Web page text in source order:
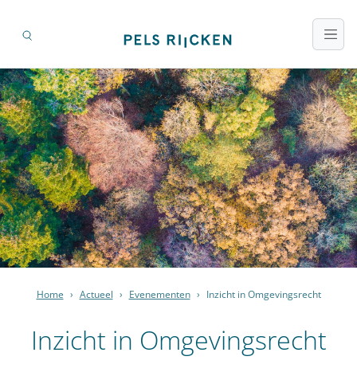
Home › Actueel › Evenementen › Inzicht in Omgevingsrecht
Inzicht in Omgevingsrecht